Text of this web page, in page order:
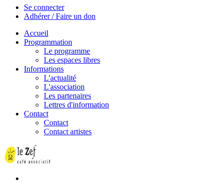
Se connecter
Adhérer / Faire un don
Accueil
Programmation
Le programme
Les espaces libres
Informations
L'actualité
L'association
Les partenaires
Lettres d'information
Contact
Contact
Contact artistes